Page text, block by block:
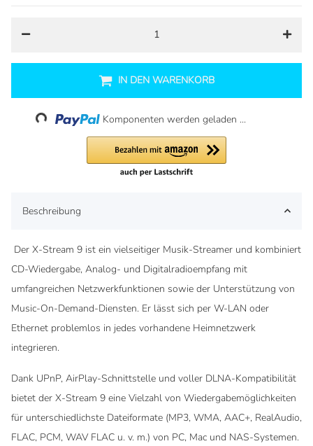
IN DEN WARENKORB
Loading... Komponenten werden geladen ...
Beschreibung
Der X-Stream 9 ist ein vielseitiger Musik-Streamer und kombiniert
CD-Wiedergabe, Analog- und Digitalradioempfang mit
umfangreichen Netzwerkfunktionen sowie der Unterstützung von
Music-On-Demand-Diensten. Er lässt sich per W-LAN oder
Ethernet problemlos in jedes vorhandene Heimnetzwerk
integrieren.
Dank UPnP, AirPlay-Schnittstelle und voller DLNA-Kompatibilität
bietet der X-Stream 9 eine Vielzahl von Wiedergabemöglichkeiten
für unterschiedlichste Dateiformate (MP3, WMA, AAC+, RealAudio,
FLAC, PCM, WAV FLAC u. v. m.) von PC, Mac und NAS-Systemen.